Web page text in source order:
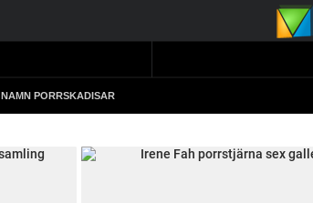
NAMN PORRSKADISAR